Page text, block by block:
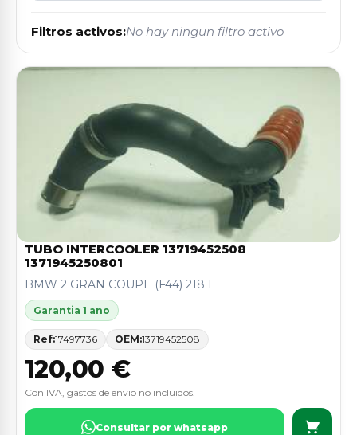
Filtros activos:No hay ningun filtro activo
TUBO INTERCOOLER 13719452508
1371945250801
BMW 2 GRAN COUPE (F44) 218 I
Garantia 1 ano
Ref:17497736 OEM:13719452508
120,00 €
Con IVA, gastos de envio no incluidos.
Consultar por whatsapp